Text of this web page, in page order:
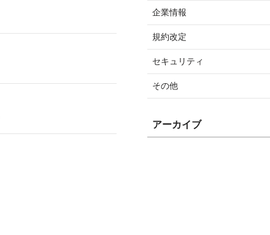
企業情報
規約改定
セキュリティ
その他
アーカイブ